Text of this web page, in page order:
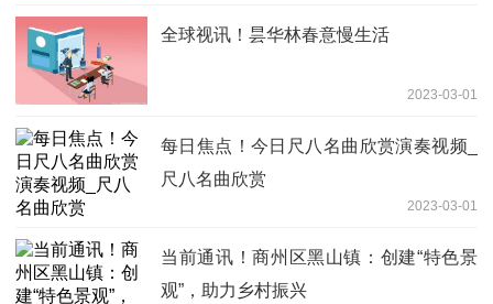
全球视讯！昙华林春意慢生活
2023-03-01
每日焦点！今日尺八名曲欣赏演奏视频_
尺八名曲欣赏
2023-03-01
当前通讯！商州区黑山镇：创建“特色景
观”，助力乡村振兴